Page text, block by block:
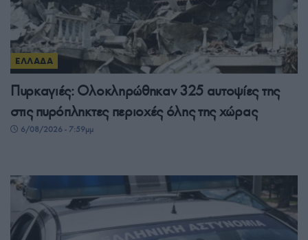
ΕΛΛΑΔΑ
Πυρκαγιές: Ολοκληρώθηκαν 325 αυτοψίες της
στις πυρόπληκτες περιοχές όλης της χώρας
6/08/2026 - 7:59μμ